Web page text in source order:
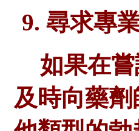
9. 尋求專
如果在
及時向藥劑